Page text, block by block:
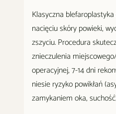
Klasyczna
nacięciu skóry powieki,
zszyciu. Procedura
znieczulenia
operacyjnej, 7-14 dni
niesie ryzyko powikłań
zamykaniem oka,